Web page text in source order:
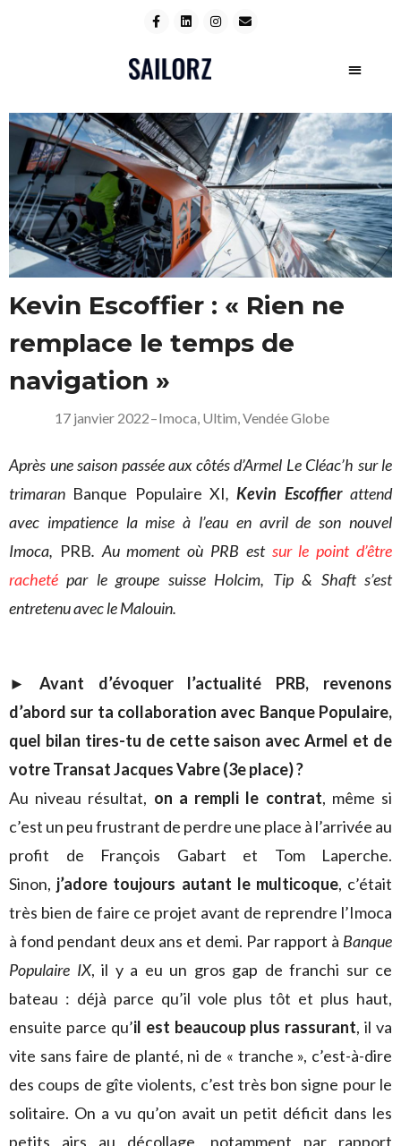
Kevin Escoffier : « Rien ne
remplace le temps de
navigation »
17 janvier 2022–Imoca, Ultim,Vendée Globe
Après une saison passée aux côtés d’Armel Le Cléac’h sur le
trimaran Banque Populaire XI,Kevin Escoffierattend
avec impatience la mise à l’eau en avril de son nouvel
Imoca, PRB. Au moment où PRB est sur le point d’être
racheté par le groupe suisse Holcim, Tip & Shaft s’est
entretenu avec le Malouin.
► Avant d’évoquer l’actualité PRB, revenons
d’abord sur ta collaboration avec Banque Populaire,
quel bilan tires-tu de cette saison avec Armel et de
votre Transat Jacques Vabre (3e place) ?
Au niveau résultat, on a rempli le contrat, même si
c’est un peu frustrant de perdre une place à l’arrivée au
profit de François Gabart et Tom Laperche.
Sinon, j’adore toujours autant le multicoque, c’était
très bien de faire ce projet avant de reprendre l’Imoca
à fond pendant deux ans et demi. Par rapport à Banque
Populaire IX, il y a eu un gros gap de franchi sur ce
bateau : déjà parce qu’il vole plus tôt et plus haut,
ensuite parce qu’il est beaucoup plus rassurant, il va
vite sans faire de planté, ni de « tranche », c’est-à-dire
des coups de gîte violents, c’est très bon signe pour le
solitaire. On a vu qu’on avait un petit déficit dans les
petits airs au décollage, notamment par rapport